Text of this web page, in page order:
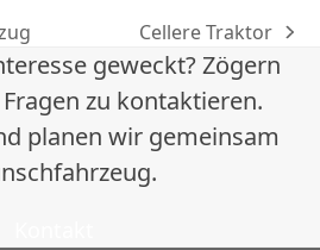
Nächster
Beitrag:
Cellere Traktor
geweckt? Zögern
zu kontaktieren.
planen wir gemeinsam